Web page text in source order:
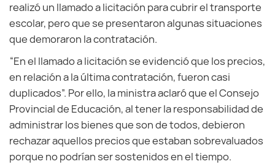
realizó un llamado a licitación para cubrir el transporte
escolar, pero que se presentaron algunas situaciones
que demoraron la contratación.
“En el llamado a licitación se evidenció que los precios,
en relación a la última contratación, fueron casi
duplicados”. Por ello, la ministra aclaró que el Consejo
Provincial de Educación, al tener la responsabilidad de
administrar los bienes que son de todos, debieron
rechazar aquellos precios que estaban sobrevaluados
porque no podrían ser sostenidos en el tiempo.